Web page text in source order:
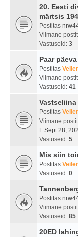
20. Eesti
märtsis
Postitas
Viimane
Vastuseid: 3
Paar
Postitas Veiler
Viimane
Vastuseid: 41
Vastseliina
Postitas Veiler
Viimane
L Sept 28,
Vastuseid: 5
Mis siin
Postitas Veiler
Vastuseid: 0
Postitas
Viimane
Vastuseid: 85
20ED